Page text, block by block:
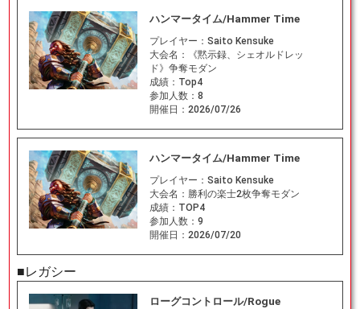
ハンマータイム/Hammer Time
プレイヤー： Saito Kensuke
大会名：
《黙示録、シェオルドレッ
ド》争奪モダン
成績： Top4
参加人数： 8
開催日： 2026/07/26
ハンマータイム/Hammer Time
プレイヤー： Saito Kensuke
大会名： 勝利の楽士2枚争奪モダン
成績： TOP4
参加人数： 9
開催日： 2026/07/20
■レガシー
ローグコントロール/Rogue